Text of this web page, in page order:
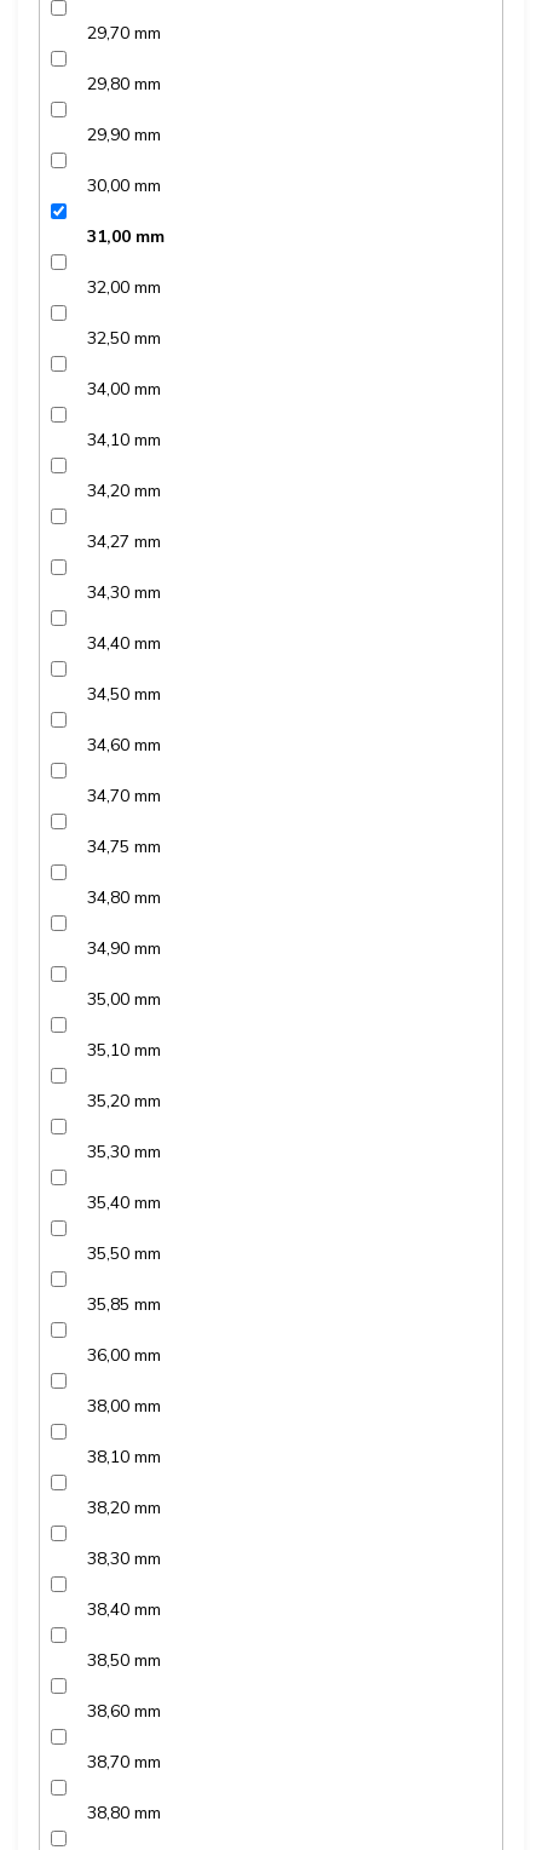
29,70 mm
29,80 mm
29,90 mm
30,00 mm
31,00 mm
32,00 mm
32,50 mm
34,00 mm
34,10 mm
34,20 mm
34,27 mm
34,30 mm
34,40 mm
34,50 mm
34,60 mm
34,70 mm
34,75 mm
34,80 mm
34,90 mm
35,00 mm
35,10 mm
35,20 mm
35,30 mm
35,40 mm
35,50 mm
35,85 mm
36,00 mm
38,00 mm
38,10 mm
38,20 mm
38,30 mm
38,40 mm
38,50 mm
38,60 mm
38,70 mm
38,80 mm